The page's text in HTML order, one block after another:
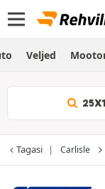
Veljed
Tagasi Carlisle